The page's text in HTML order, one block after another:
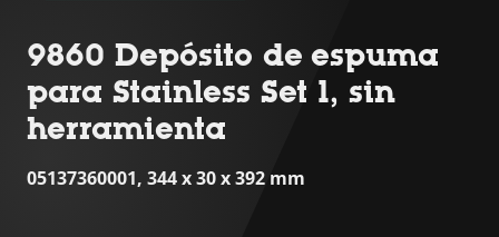
9860 Depósito de espuma
para Stainless Set 1, sin
herramienta
05137360001, 344 x 30 x 392 mm